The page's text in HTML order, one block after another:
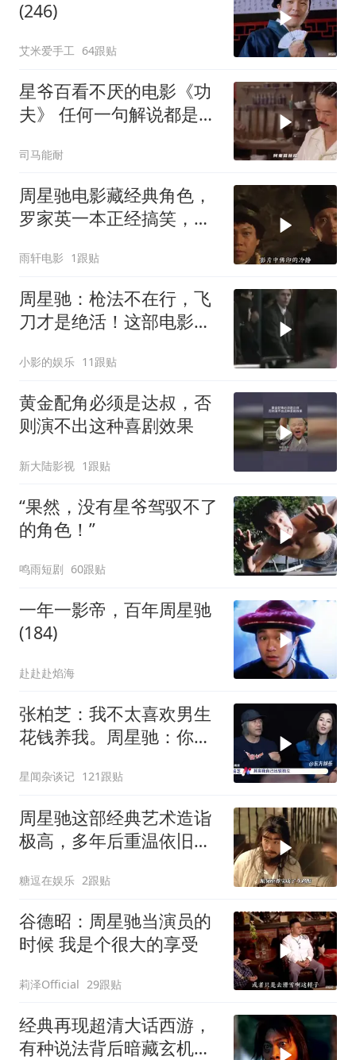
(246)
艾米爱手工 64跟贴
星爷百看不厌的电影《功
夫》 任何一句解说都是对
司马能耐
周星驰电影藏经典角色，
罗家英一本正经搞笑，星
雨轩电影 1跟贴
周星驰：枪法不在行，飞
刀才是绝活！这部电影你
小影的娱乐 11跟贴
黄金配角必须是达叔，否
则演不出这种喜剧效果
新大陆影视 1跟贴
“果然，没有星爷驾驭不了
的角色！”
鸣雨短剧 60跟贴
一年一影帝，百年周星驰
(184)
赴赴赴焰海
张柏芝：我不太喜欢男生
花钱养我。周星驰：你不
星闻杂谈记 121跟贴
周星驰这部经典艺术造诣
极高，多年后重温依旧动
糖逗在娱乐 2跟贴
谷德昭：周星驰当演员的
时候 我是个很大的享受
莉泽Official 29跟贴
经典再现超清大话西游，
有种说法背后暗藏玄机，